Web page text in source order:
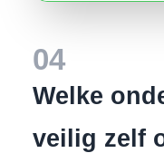
04
Welke
veilig zelf